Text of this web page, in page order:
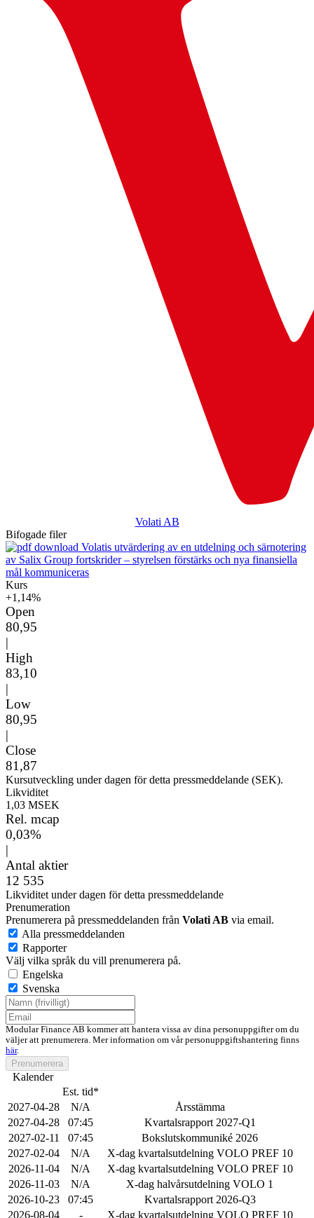
Volati AB
Bifogade filer
Volatis utvärdering av en utdelning och särnotering
av Salix Group fortskrider – styrelsen förstärks och nya finansiella
mål kommuniceras
Kurs
+1,14%
Open
80,95
|
High
83,10
|
Low
80,95
|
Close
81,87
Kursutveckling under dagen för detta pressmeddelande (SEK).
Likviditet
1,03 MSEK
Rel. mcap
0,03%
|
Antal aktier
12 535
Likviditet under dagen för detta pressmeddelande
Prenumeration
Prenumerera på pressmeddelanden från Volati AB via email.
Alla pressmeddelanden
Rapporter
Välj vilka språk du vill prenumerera på.
Engelska
Svenska
Modular Finance AB kommer att hantera vissa av dina personuppgifter om du
väljer att prenumerera. Mer information om vår personuppgiftshantering finns
här.
Prenumerera
Kalender
Est. tid*
2027-04-28
N/A
Årsstämma
2027-04-28
07:45
Kvartalsrapport 2027-Q1
2027-02-11
07:45
Bokslutskommuniké 2026
2027-02-04
N/A
X-dag kvartalsutdelning VOLO PREF 10
2026-11-04
N/A
X-dag kvartalsutdelning VOLO PREF 10
2026-11-03
N/A
X-dag halvårsutdelning VOLO 1
2026-10-23
07:45
Kvartalsrapport 2026-Q3
2026-08-04
- X-dag kvartalsutdelning VOLO PREF 10